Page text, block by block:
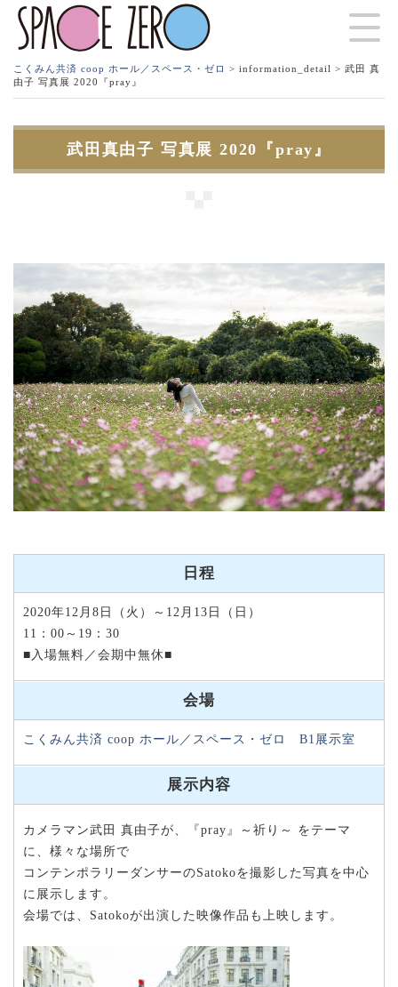
こくみん共済 coop ホール／スペース・ゼロ > information_detail > 武田 真
由子 写真展 2020『pray』
武田真由子 写真展 2020『pray』
日程
2020年12月8日（火）～12月13日（日）
11：00～19：30
■入場無料／会期中無休■
会場
こくみん共済 coop ホール／スペース・ゼロ B1展示室
展示内容
カメラマン武田 真由子が、『pray』～祈り～ をテーマ
に、様々な場所で
コンテンポラリーダンサーのSatokoを撮影した写真を中心
に展示します。
会場では、Satokoが出演した映像作品も上映します。